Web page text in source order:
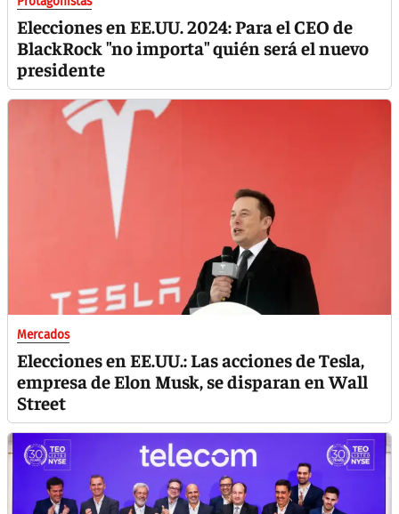
Elecciones en EE.UU. 2024: Para el CEO de
BlackRock "no importa" quién será el nuevo
presidente
Mercados
Elecciones en EE.UU.: Las acciones de Tesla,
empresa de Elon Musk, se disparan en Wall
Street